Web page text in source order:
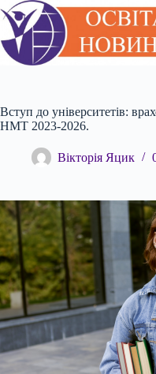
Перейти
до
вмісту
Вступ до університетів:
НМТ 2023-2026.
Вікторія Яцик